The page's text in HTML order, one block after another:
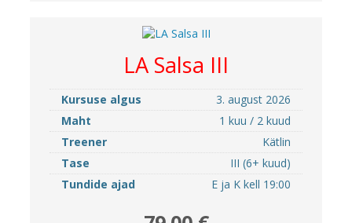
LA Salsa III
Kursuse algus
3. august 2026
Maht
1 kuu / 2 kuud
Treener
Kätlin
Tase
III (6+ kuud)
Tundide ajad
E ja K kell 19:00